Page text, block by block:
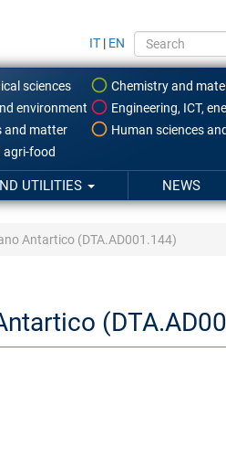
IT | EN
sciences
Chemistry and
environment
Engineering, ICT,
and matter
Human sciences
agri-food
UTILITIES NEWS
Antartico (DTA.AD001.144)